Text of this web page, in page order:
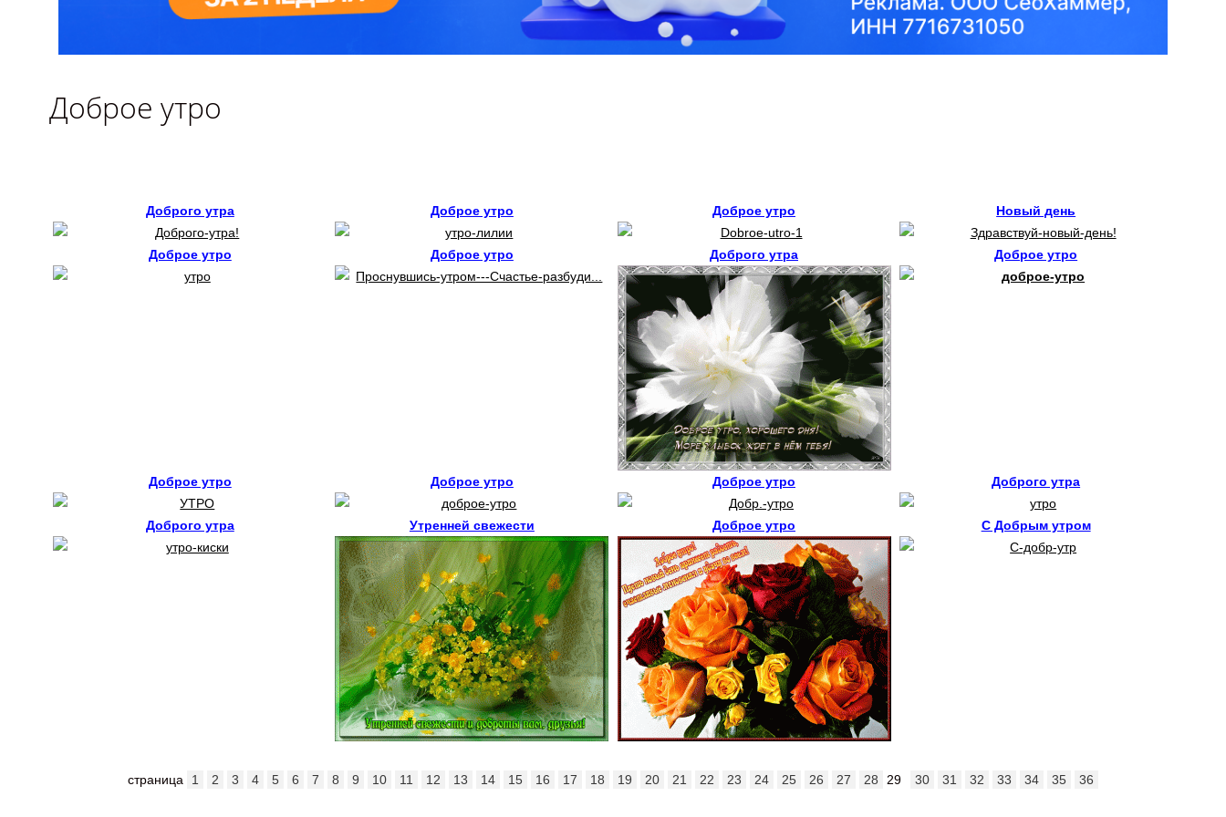
Доброе утро
Доброго утра Доброе утро Доброе утро Новый день
Доброе утро Доброе утро Доброго утра Доброе утро
Доброе утро Доброе утро Доброе утро Доброго утра
Доброго утра Утренней свежести Доброе утро С Добрым утром
страница 1 2 3 4 5 6 7 8 9 10 11 12 13 14 15 16 17 18 19 20 21 22 23 24 25 26 27 28 29 30 31 32 33 34 35 36